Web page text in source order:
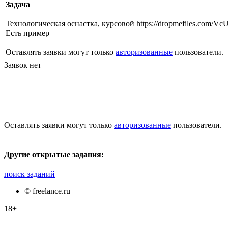
Задача
Технологическая оснастка, курсовой https://dropmefiles.com/
Есть пример
Оставлять заявки могут только авторизованные пользователи.
Заявок нет
Оставлять заявки могут только авторизованные пользователи.
Другие открытые задания:
поиск заданий
© freelance.ru
18+